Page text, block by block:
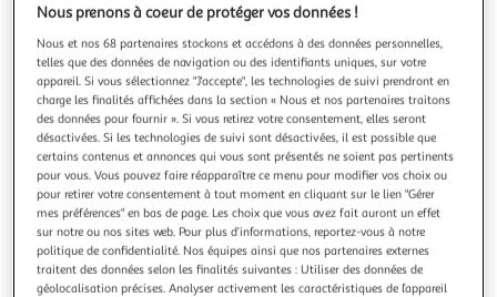
précédentesuivante
LOGITECH
Souris sans fil Bluetooth M240 - Blanc
Garantie fabricant: 2 ans *
Vendu parMultishop
Livr. ou retrait dès 8/9 jours
A partir de 2,00€
Plus d'options
Nous prenons à coeur de protéger vos données !
Nous et nos 68 partenaires stockons et accédons à des données personnelles,
telles que des données de navigation ou des identifiants uniques, sur votre
appareil. Si vous sélectionnez "J'accepte", les technologies de suivi prendront en
charge les finalités affichées dans la section « Nous et nos partenaires traitons
des données pour fournir ». Si vous retirez votre consentement, elles seront
désactivées. Si les technologies de suivi sont désactivées, il est possible que
certains contenus et annonces qui vous sont présentés ne soient pas pertinents
pour vous. Vous pouvez faire réapparaître ce menu pour modifier vos choix ou
pour retirer votre consentement à tout moment en cliquant sur le lien "Gérer
mes préférences" en bas de page. Les choix que vous avez fait auront un effet
sur notre ou nos sites web. Pour plus d’informations, reportez-vous à notre
politique de confidentialité. Nos équipes ainsi que nos partenaires externes
traitent des données selon les finalités suivantes : Utiliser des données de
géolocalisation précises. Analyser activement les caractéristiques de l’appareil